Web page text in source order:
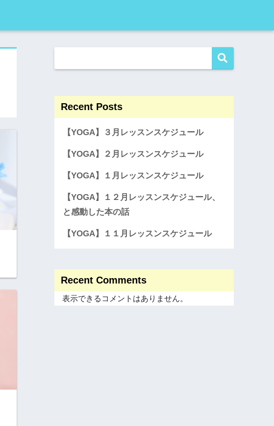
Recent Posts
【YOGA】３月レッスンスケジュール
【YOGA】２月レッスンスケジュール
【YOGA】１月レッスンスケジュール
【YOGA】１２月レッスンスケジュール、
と感動した本の話
【YOGA】１１月レッスンスケジュール
Recent Comments
表示できるコメントはありません。